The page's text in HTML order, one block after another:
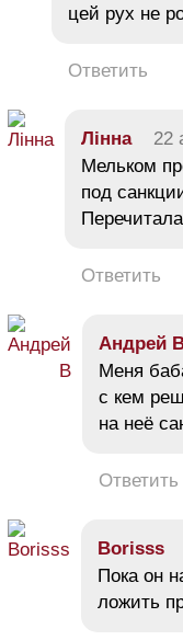
цей рух не
Ответить
Лінна 22
Мельком
под
Ответить
Андрей
Меня
с кем
на неё
Ответить
Borisss
Пока он
ложить